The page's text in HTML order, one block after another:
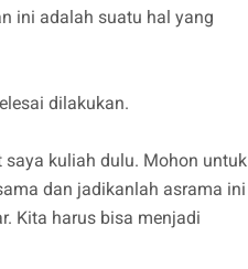
ini adalah suatu hal yang
dilakukan.
kuliah dulu. Mohon untuk
dan jadikanlah asrama ini
Kita harus bisa menjadi